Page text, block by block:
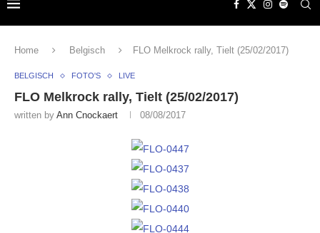
Home Belgisch FLO Melkrock rally, Tielt (25/02/2017)
BELGISCH FOTO'S LIVE
FLO Melkrock rally, Tielt (25/02/2017)
written by Ann Cnockaert 08/08/2017